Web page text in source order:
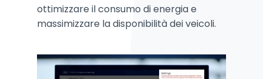
ottimizzare il consumo di energia e
massimizzare la disponibilità dei veicoli.